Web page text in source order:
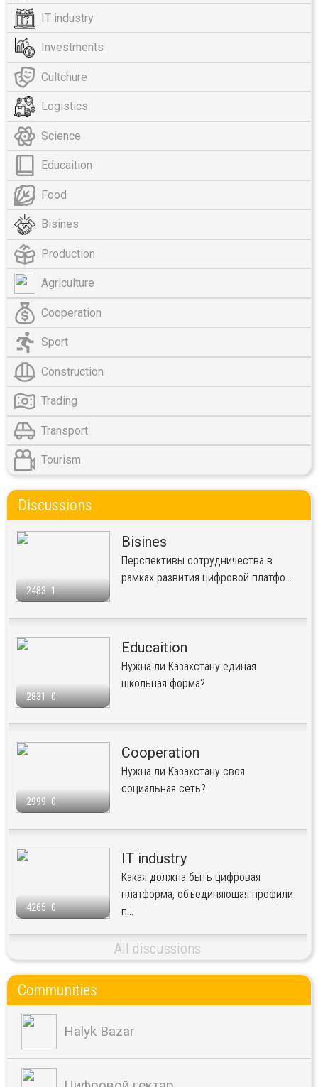
IT industry
Investments
Cultchure
Logistics
Science
Educaition
Food
Bisines
Production
Agriculture
Cooperation
Sport
Construction
Trading
Transport
Tourism
Discussions
2483 1
Bisines
Перспективы сотрудничества в
рамках развития цифровой платфо...
2831 0
Educaition
Нужна ли Казахстану единая
школьная форма?
2999 0
Cooperation
Нужна ли Казахстану своя
социальная сеть?
4265 0
IT industry
Какая должна быть цифровая
платформа, объединяющая профили
п...
All discussions
Communities
Halyk Bazar